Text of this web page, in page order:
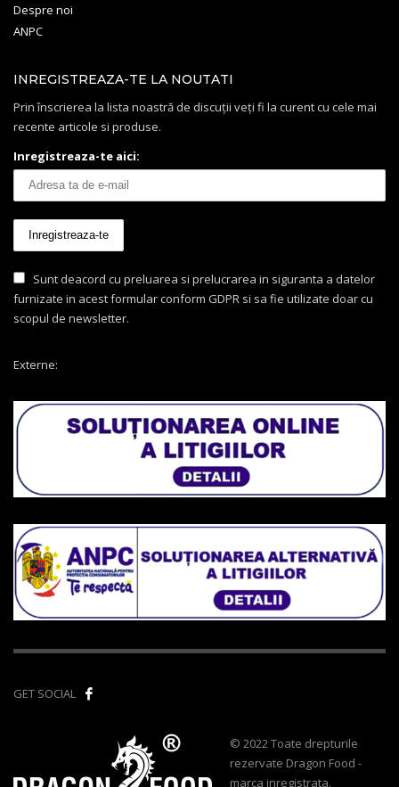
Despre noi
ANPC
INREGISTREAZA-TE LA NOUTATI
Prin înscrierea la lista noastră de discuții veți fi la curent cu cele mai
recente articole si produse.
Inregistreaza-te aici:
Sunt deacord cu preluarea si prelucrarea in siguranta a datelor
furnizate in acest formular conform GDPR si sa fie utilizate doar cu
scopul de newsletter.
Externe:
GET SOCIAL
© 2022 Toate drepturile
rezervate Dragon Food -
marca inregistrata.